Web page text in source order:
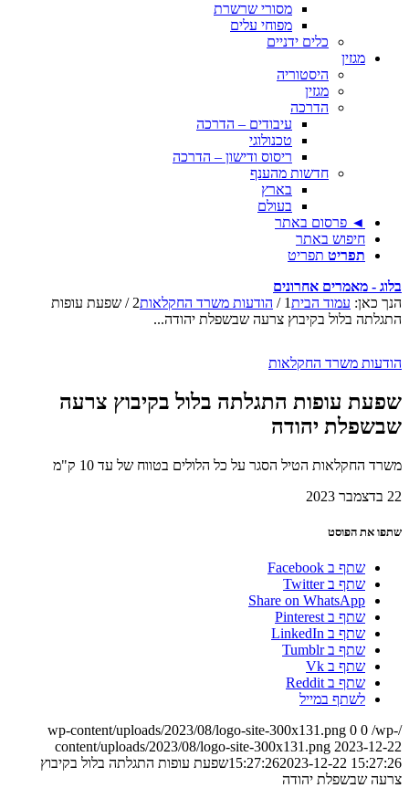
מסורי שרשרת
מפוחי עלים
כלים ידניים
מגזין
היסטוריה
מגזין
הדרכה
עיבודים – הדרכה
טכנולוגי
ריסוס ודישון – הדרכה
חדשות מהענף
בארץ
בעולם
◄ פרסום באתר
חיפוש באתר
תפריט תפריט
בלוג - מאמרים אחרונים
הנך כאן: עמוד הבית1
/ הודעות משרד החקלאות2
/ שפעת עופות
התגלתה בלול בקיבוץ צרעה שבשפלת יהודה...
הודעות משרד החקלאות
שפעת עופות התגלתה בלול בקיבוץ צרעה
שבשפלת יהודה
משרד החקלאות הטיל הסגר על כל הלולים בטווח של עד 10 ק"מ
22 בדצמבר 2023
שתפו את הפוסט
שתף ב Facebook
שתף ב Twitter
Share on WhatsApp
שתף ב Pinterest
שתף ב LinkedIn
שתף ב Tumblr
שתף ב Vk
שתף ב Reddit
לשתף במייל
/wp-content/uploads/2023/08/logo-site-300x131.png
0 0 /wp-
content/uploads/2023/08/logo-site-300x131.png 2023-12-22
15:27:262023-12-22 15:27:26
שפעת עופות התגלתה בלול בקיבוץ
צרעה שבשפלת יהודה